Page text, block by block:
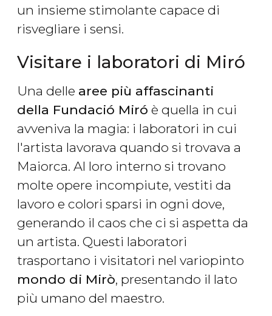
un insieme stimolante capace di
risvegliare i sensi.
Visitare i laboratori di Miró
Una delle aree più affascinanti
della Fundació Miró è quella in cui
avveniva la magia: i laboratori in cui
l'artista lavorava quando si trovava a
Maiorca. Al loro interno si trovano
molte opere incompiute, vestiti da
lavoro e colori sparsi in ogni dove,
generando il caos che ci si aspetta da
un artista. Questi laboratori
trasportano i visitatori nel variopinto
mondo di Mirò, presentando il lato
più umano del maestro.